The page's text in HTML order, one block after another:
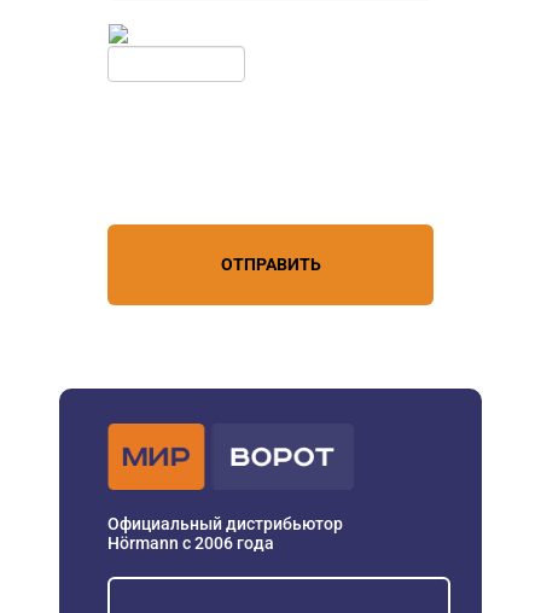
ОТПРАВИТЬ
Официальный дистрибьютор
Hörmann с 2006 года